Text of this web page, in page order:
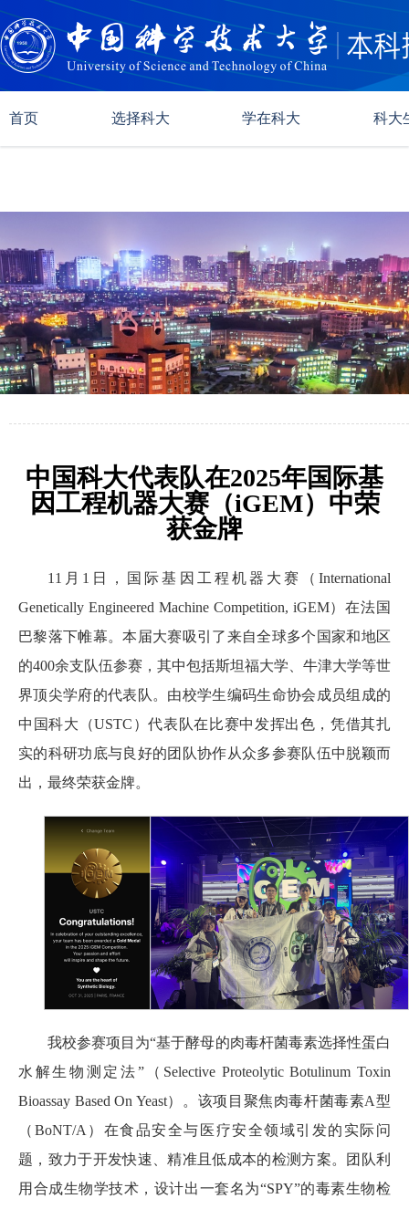
首页 选择科大 学在科大 科大
中国科大代表队在2025年国际基
因工程机器大赛（iGEM）中荣
获金牌
11月1日，国际基因工程机器大赛（International
Genetically Engineered Machine Competition, iGEM）在法国
巴黎落下帷幕。本届大赛吸引了来自全球多个国家和地区
的400余支队伍参赛，其中包括斯坦福大学、牛津大学等世
界顶尖学府的代表队。由校学生编码生命协会成员组成的
中国科大（USTC）代表队在比赛中发挥出色，凭借其扎
实的科研功底与良好的团队协作从众多参赛队伍中脱颖而
出，最终荣获金牌。
我校参赛项目为“基于酵母的肉毒杆菌毒素选择性蛋白
水解生物测定法”（Selective Proteolytic Botulinum Toxin
Bioassay Based On Yeast）。该项目聚焦肉毒杆菌毒素A型
（BoNT/A）在食品安全与医疗安全领域引发的实际问
题，致力于开发快速、精准且低成本的检测方案。团队利
用合成生物学技术，设计出一套名为“SPY”的毒素生物检